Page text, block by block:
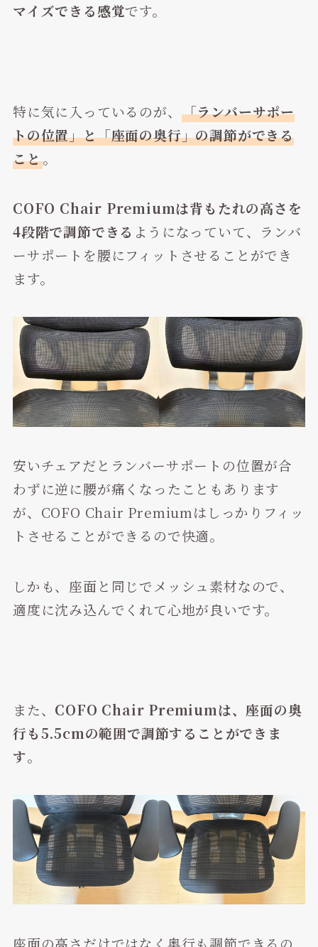
マイズできる感覚です。
特に気に入っているのが、 「ランバーサポー
トの位置」と「座面の奥行」の調節ができる
こと。
COFO Chair Premiumは背もたれの高さを
4段階で調節できる ようになっていて、ランバ
ーサポートを腰にフィットさせることができ
ます。
安いチェアだとランバーサポートの位置が合
わずに逆に腰が痛くなったこともあります
が、COFO Chair Premiumはしっかりフィッ
トさせることができるので快適。
しかも、座面と同じでメッシュ素材なので、
適度に沈み込んでくれて心地が良いです。
また、 COFO Chair Premiumは、座面の奥
行も5.5cmの範囲で調節することができま
す。
座面の高さだけではなく奥行も調節できるの